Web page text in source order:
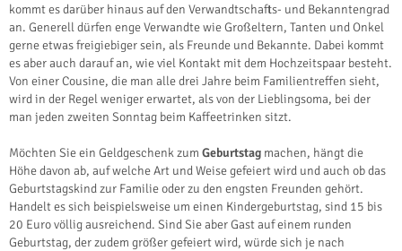
kommt es darüber hinaus auf den Verwandtschafts- und Bekanntengrad
an. Generell dürfen enge Verwandte wie Großeltern, Tanten und Onkel
gerne etwas freigiebiger sein, als Freunde und Bekannte. Dabei kommt
es aber auch darauf an, wie viel Kontakt mit dem Hochzeitspaar besteht.
Von einer Cousine, die man alle drei Jahre beim Familientreffen sieht,
wird in der Regel weniger erwartet, als von der Lieblingsoma, bei der
man jeden zweiten Sonntag beim Kaffeetrinken sitzt.
Möchten Sie ein Geldgeschenk zum Geburtstag machen, hängt die
Höhe davon ab, auf welche Art und Weise gefeiert wird und auch ob das
Geburtstagskind zur Familie oder zu den engsten Freunden gehört.
Handelt es sich beispielsweise um einen Kindergeburtstag, sind 15 bis
20 Euro völlig ausreichend. Sind Sie aber Gast auf einem runden
Geburtstag, der zudem größer gefeiert wird, würde sich je nach